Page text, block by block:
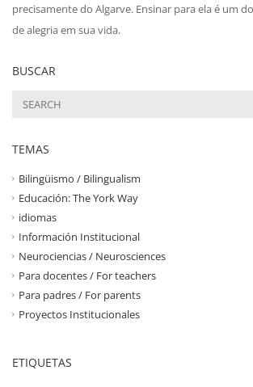
precisamente do Algarve. Ensinar para ela é um
de alegria em sua vida.
BUSCAR
TEMAS
Bilingüismo / Bilingualism
Educación: The York Way
idiomas
Información Institucional
Neurociencias / Neurosciences
Para docentes / For teachers
Para padres / For parents
Proyectos Institucionales
ETIQUETAS